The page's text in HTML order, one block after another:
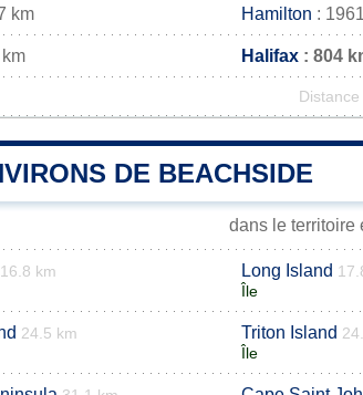
km Hamilton :
Halifax : 804
DE BEACHSIDE
dans le territoire
16.8 km
Long Island
Île
24.5 km
Triton Island
Île